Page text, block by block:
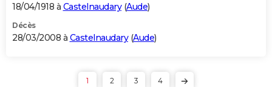
18/04/1918 à Castelnaudary(Aude)
Décès
28/03/2008 à Castelnaudary(Aude)
1 2 3 4